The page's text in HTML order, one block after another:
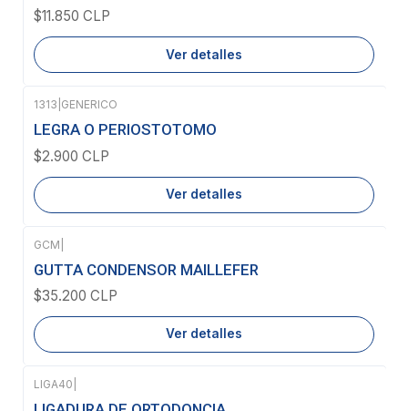
$11.850 CLP
Ver detalles
Agotado
1313 GENERICO
LEGRA O PERIOSTOTOMO
$2.900 CLP
Ver detalles
Agotado
GCM
GUTTA CONDENSOR MAILLEFER
$35.200 CLP
Ver detalles
LIGA40